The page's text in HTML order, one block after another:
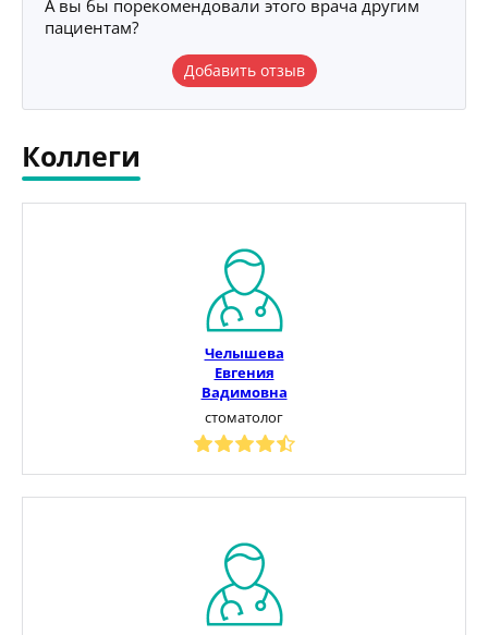
А вы бы порекомендовали этого врача другим
пациентам?
Добавить отзыв
Коллеги
Челышева
Евгения
Вадимовна
стоматолог